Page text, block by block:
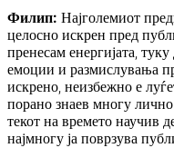
Филип: Најголемиот
целосно искрен пред
пренесам енергијата,
емоции и размислувања
искрено, неизбежно е
порано знаев многу
текот на времето научив
најмногу ја поврзува